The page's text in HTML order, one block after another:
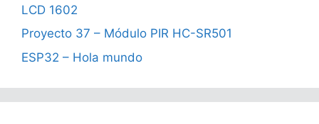
LCD 1602
Proyecto 37 – Módulo PIR HC-SR501
ESP32 – Hola mundo